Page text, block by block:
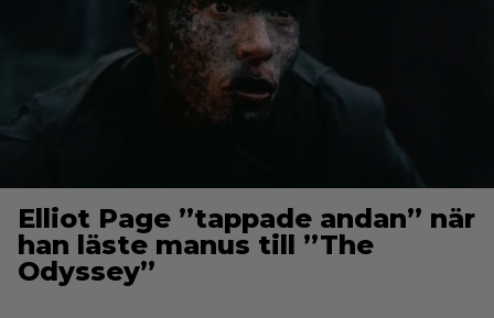
Elliot Page ”tappade andan” när
han läste manus till ”The
Odyssey”